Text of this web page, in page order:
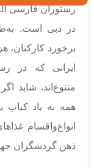
رستوران فارسی
در دبی است.
برخورد
ایرانی که در
متنوع‌اند. شاید
همه به یاد کباب
انواع‌و‌‌‌‌‌‌‌اقسام
ذهن گردشگران